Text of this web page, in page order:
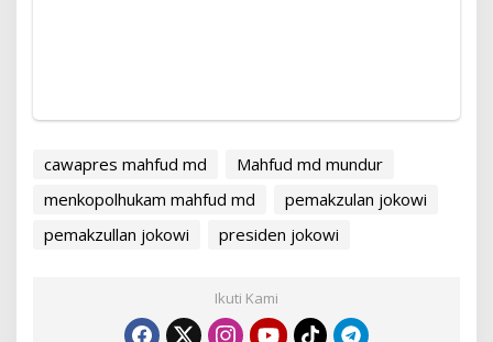
cawapres mahfud md
Mahfud md mundur
menkopolhukam mahfud md
pemakzulan jokowi
pemakzullan jokowi
presiden jokowi
Ikuti Kami